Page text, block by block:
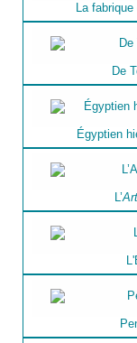
La
De
Égyptien
L’